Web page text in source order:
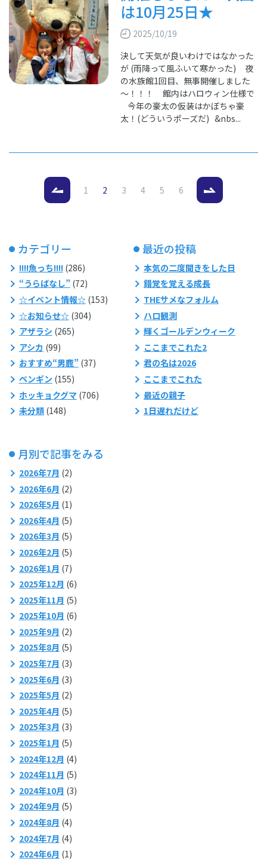
は10月25日★
2025/10/19
決して天気が良いわけではなかった
が (雨降って風ふいて寒かった) 夜
の水族館1回目、無事開催しました
～！！！ 館内はハロウィン仕様で
今年の豪太の仮装はかぼちゃ豪
太！(どういうポーズだ) &nbs...
1 2 （現在のページ）
3 4 5 6
カテゴリー
!!!!魚っち!!!!(286)
“うらばなし”(72)
☆イベント情報☆(153)
☆お知らせ☆(304)
アザラシ (265)
アシカ (99)
おすすめ“男鹿”(37)
ペンギン (155)
ホッキョクグマ (706)
未分類(148)
最近の投稿
本気の二度聞きをした日
錯覚を覚える成長
THEサメなフォルム
ハロ観測
輝くゴールデンウィーク
ここまでこれた2
君の名は2026
ここまでこれた
最近の親子
1日遅れだけど
月別で記事をみる
2026年7月 (2)
2026年6月 (2)
2026年5月 (1)
2026年4月 (5)
2026年3月 (5)
2026年2月 (5)
2026年1月 (7)
2025年12月 (6)
2025年11月 (5)
2025年10月 (6)
2025年9月 (2)
2025年8月 (5)
2025年7月 (3)
2025年6月 (3)
2025年5月 (2)
2025年4月 (5)
2025年3月 (3)
2025年1月 (5)
2024年12月 (4)
2024年11月 (5)
2024年10月 (3)
2024年9月 (5)
2024年8月 (4)
2024年7月 (4)
2024年6月 (1)